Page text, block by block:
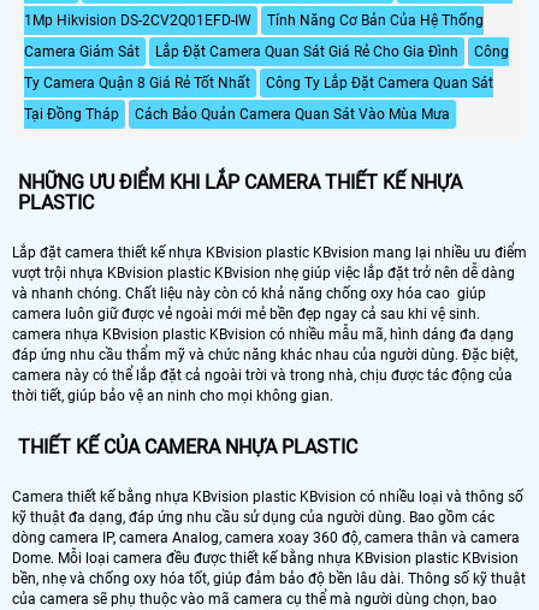
1Mp Hikvision DS-2CV2Q01EFD-IW
Tính Năng Cơ Bản Của Hệ Thống
Camera Giám Sát
Lắp Đặt Camera Quan Sát Giá Rẻ Cho Gia Đình
Công
Ty Camera Quận 8 Giá Rẻ Tốt Nhất
Công Ty Lắp Đặt Camera Quan Sát
Tại Đồng Tháp
Cách Bảo Quản Camera Quan Sát Vào Mùa Mưa
NHỮNG ƯU ĐIỂM KHI LẮP CAMERA THIẾT KẾ NHỰA
PLASTIC
Lắp đặt camera thiết kế nhựa KBvision plastic KBvision mang lại nhiều ưu điểm
vượt trội nhựa KBvision plastic KBvision nhẹ giúp việc lắp đặt trở nên dễ dàng
và nhanh chóng. Chất liệu này còn có khả năng chống oxy hóa cao giúp
camera luôn giữ được vẻ ngoài mới mẻ bền đẹp ngay cả sau khi vệ sinh.
camera nhựa KBvision plastic KBvision có nhiều mẫu mã, hình dáng đa dạng
đáp ứng nhu cầu thẩm mỹ và chức năng khác nhau của người dùng. Đặc biệt,
camera này có thể lắp đặt cả ngoài trời và trong nhà, chịu được tác động của
thời tiết, giúp bảo vệ an ninh cho mọi không gian.
THIẾT KẾ CỦA CAMERA NHỰA PLASTIC
Camera thiết kế bằng nhựa KBvision plastic KBvision có nhiều loại và thông số
kỹ thuật đa dạng, đáp ứng nhu cầu sử dụng của người dùng. Bao gồm các
dòng camera IP, camera Analog, camera xoay 360 độ, camera thân và camera
Dome. Mỗi loại camera đều được thiết kế bằng nhựa KBvision plastic KBvision
bền, nhẹ và chống oxy hóa tốt, giúp đảm bảo độ bền lâu dài. Thông số kỹ thuật
của camera sẽ phụ thuộc vào mã camera cụ thể mà người dùng chọn, bao